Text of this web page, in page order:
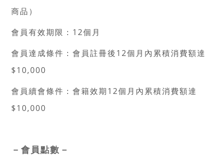
商品）
會員有效期限：12個月
會員達成條件：會員註冊後12個月內累積消費額達
$10,000
會員續會條件：會籍效期12個月內累積消費額達
$10,000
－ 會員點數 －